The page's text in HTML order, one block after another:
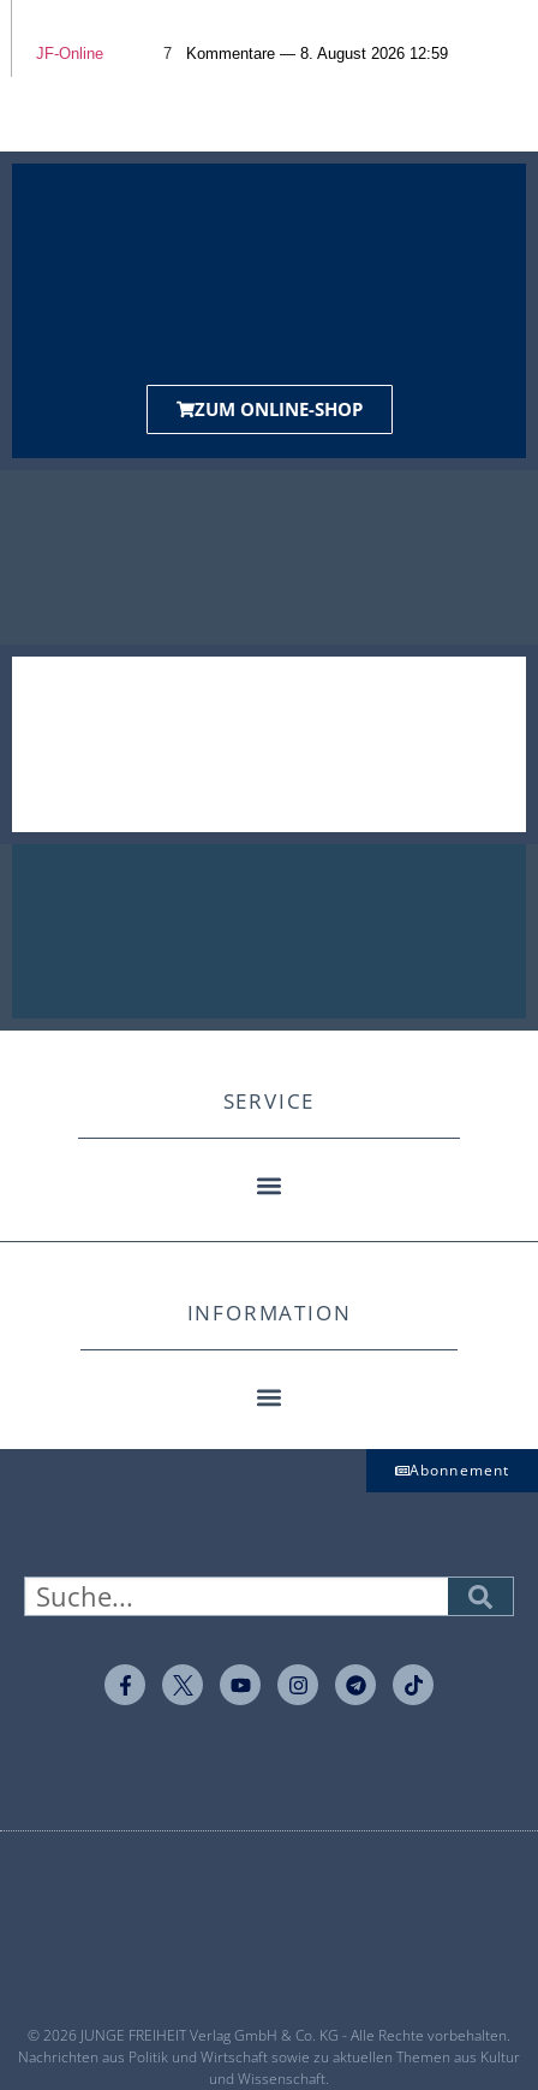
JF-Online 7 Kommentare — 8. August 2026 12:59
ZUM ONLINE-SHOP
SERVICE
INFORMATION
Abonnement
© 2026 JUNGE FREIHEIT Verlag GmbH & Co. KG - Alle Rechte vorbehalten.
Nachrichten aus Politik und Wirtschaft sowie zu aktuellen Themen aus Kultur
und Wissenschaft.